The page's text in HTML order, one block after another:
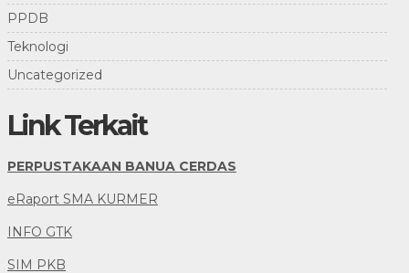
PPDB
Teknologi
Uncategorized
Link Terkait
PERPUSTAKAAN BANUA CERDAS
eRaport SMA KURMER
INFO GTK
SIM PKB